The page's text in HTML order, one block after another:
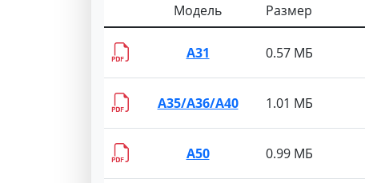
Модель Размер
A31 0.57 МБ
A35/A36/A40 1.01 МБ
A50 0.99 МБ